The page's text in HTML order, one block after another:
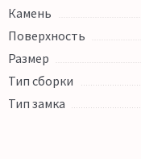
Камень
Поверхность
Размер
Тип сборки
Тип замка